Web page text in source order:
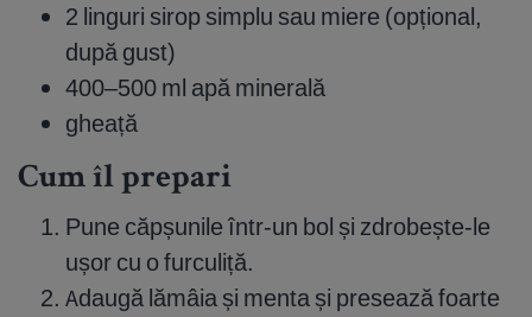
2 linguri sirop simplu sau miere (opțional,
după gust)
400–500 ml apă minerală
gheață
Cum îl prepari
Pune căpșunile într-un bol și zdrobește-le
ușor cu o furculiță.
Adaugă lămâia și menta și presează foarte